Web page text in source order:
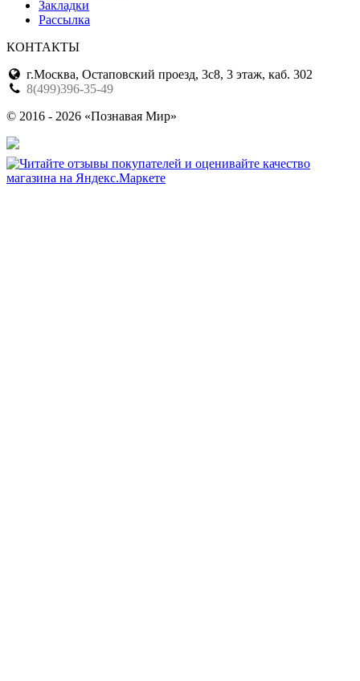
Закладки
Рассылка
КОНТАКТЫ
г.Москва, Остаповский проезд, 3с8, 3 этаж, каб. 302
8(499)396-35-49
© 2016 - 2026 «Познавая Мир»